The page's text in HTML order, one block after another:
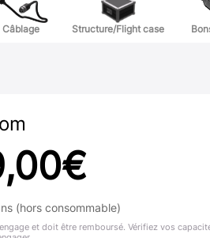
Câblage Structure/Flight case
€
(hors consommable)
et doit être remboursé. Vérifiez vos